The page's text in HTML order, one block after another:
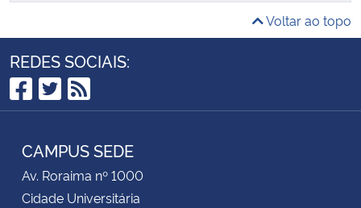
Voltar ao topo
REDES SOCIAIS:
Facebook
Twitter
RSS
CAMPUS SEDE
Av. Roraima nº 1000
Cidade Universitária